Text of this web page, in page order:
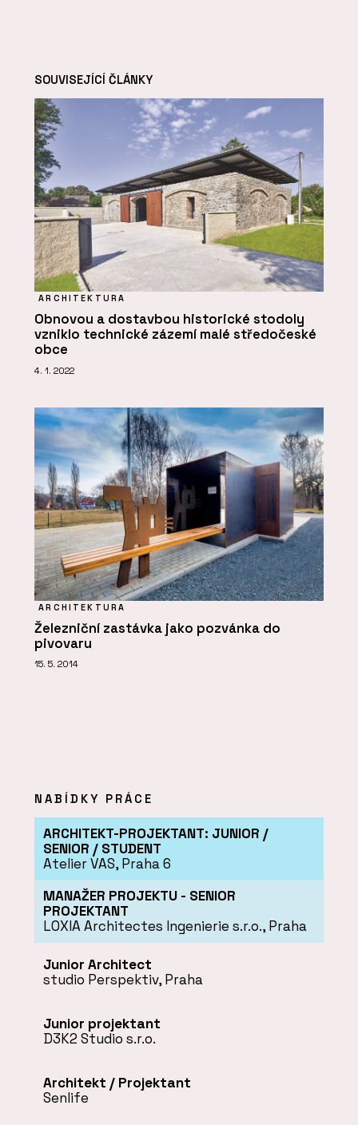
SOUVISEJÍCÍ ČLÁNKY
ARCHITEKTURA
Obnovou a dostavbou historické stodoly
vzniklo technické zázemí malé středočeské
obce
4. 1. 2022
ARCHITEKTURA
Železniční zastávka jako pozvánka do
pivovaru
15. 5. 2014
NABÍDKY PRÁCE
ARCHITEKT-PROJEKTANT: JUNIOR /
SENIOR / STUDENT
Atelier VAS, Praha 6
MANAŽER PROJEKTU - SENIOR
PROJEKTANT
LOXIA Architectes Ingenierie s.r.o., Praha
Junior Architect
studio Perspektiv, Praha
Junior projektant
D3K2 Studio s.r.o.
Architekt / Projektant
Senlife